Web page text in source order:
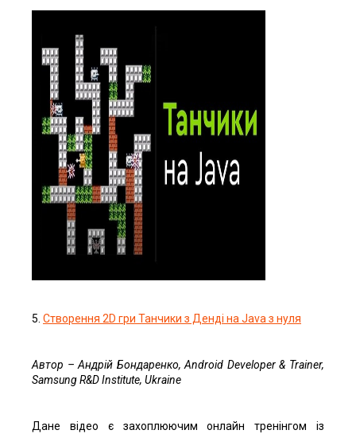
5. Створення 2D гри Танчики з Денді на Java з нуля
Автор – Андрій Бондаренко, Android Developer & Trainer,
Samsung R&D Institute, Ukraine
Дане відео є захоплюючим онлайн тренінгом із